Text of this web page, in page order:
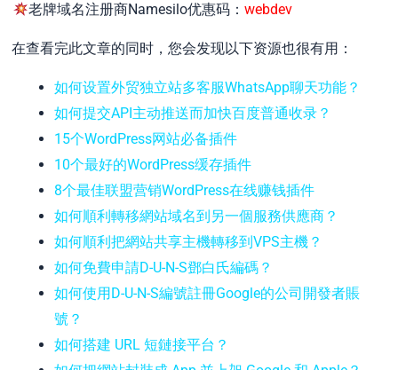
老牌域名注册商Namesilo优惠码： webdev
在查看完此文章的同时，您会发现以下资源也很有用：
如何设置外贸独立站多客服WhatsApp聊天功能？
如何提交API主动推送而加快百度普通收录？
15个WordPress网站必备插件
10个最好的WordPress缓存插件
8个最佳联盟营销WordPress在线赚钱插件
如何順利轉移網站域名到另一個服務供應商？
如何順利把網站共享主機轉移到VPS主機？
如何免費申請D-U-N-S鄧白氏編碼？
如何使用D-U-N-S編號註冊Google的公司開發者賬
號？
如何搭建 URL 短鏈接平台？